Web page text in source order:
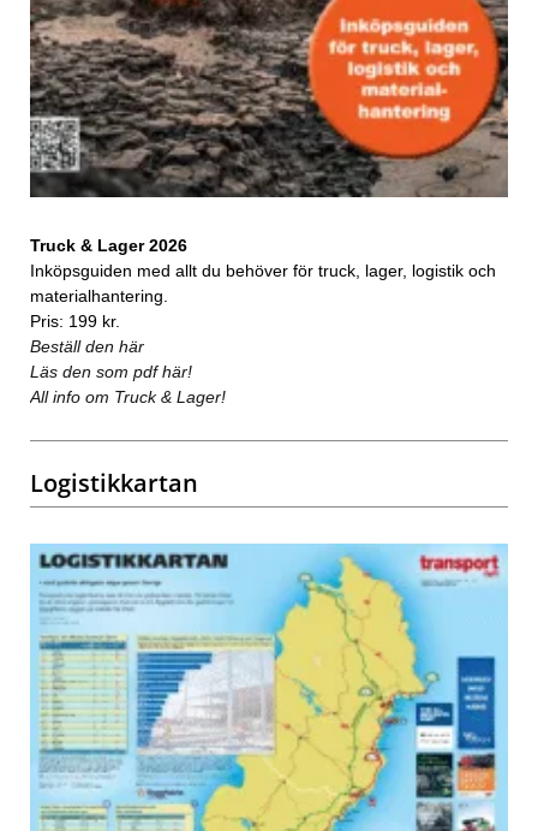
Truck & Lager 2026
Inköpsguiden med allt du behöver för truck, lager, logistik och
materialhantering.
Pris: 199 kr.
Beställ den här
Läs den som pdf här!
All info om Truck & Lager!
Logistikkartan